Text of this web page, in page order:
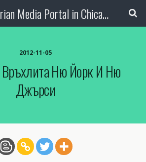
The Bulgarian Media Portal in Chicago
2012-11-05
Връхлита Ню Йорк И Ню
Джърси